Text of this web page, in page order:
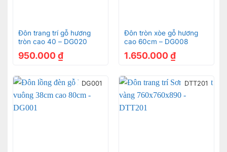
Đôn trang trí gỗ hương
tròn cao 40 – DG020
950.000 ₫
Đôn tròn xòe gỗ hương
cao 60cm – DG008
1.650.000 ₫
DG001 DTT201